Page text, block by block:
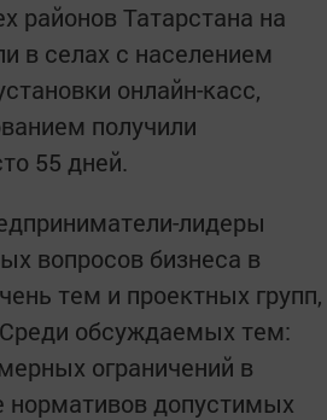
районов Татарстана на
в селах с населением
онлайн-касс,
получили
55 дней.
лидеры
вопросов бизнеса в
тем и проектных групп,
Среди обсуждаемых тем:
ограничений в
нормативов допустимых